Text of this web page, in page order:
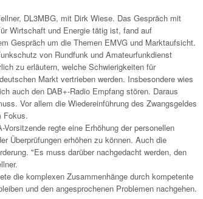
DL3MBG, mit Dirk Wiese. Das Gespräch mit
Wirtschaft und Energie tätig ist, fand auf
Gespräch um die Themen EMVG und Marktaufsicht.
von Rundfunk und Amateurfunkdienst
zu erläutern, welche Schwierigkeiten für
Markt vertrieben werden. Insbesondere wies
auch den DAB+-Radio Empfang stören. Daraus
Vor allem die Wiedereinführung des Zwangsgeldes
Fokus.
regte eine Erhöhung der personellen
Überprüfungen erhöhen zu können. Auch die
"Es muss darüber nachgedacht werden, den
die komplexen Zusammenhänge durch kompetente
und den angesprochenen Problemen nachgehen.